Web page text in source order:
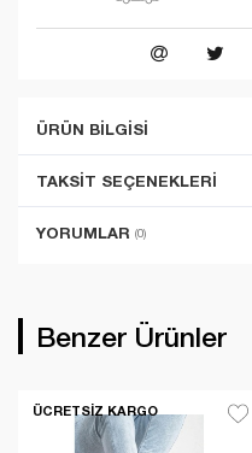
ÜRÜN BILGISI
TAKSIT SEÇENEKLERI
YORUMLAR (0)
Benzer Ürünler
ÜCRETSIZ KARGO